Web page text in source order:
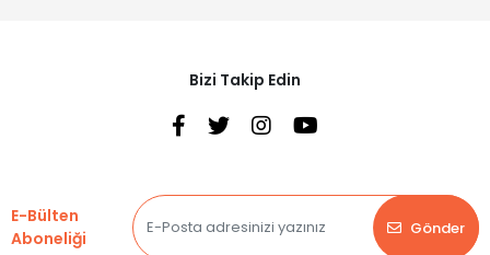
Bizi Takip Edin
E-Bülten
Aboneliği
Gönder